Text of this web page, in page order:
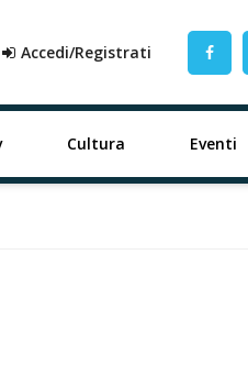
Accedi/Registrati
Cultura Eventi